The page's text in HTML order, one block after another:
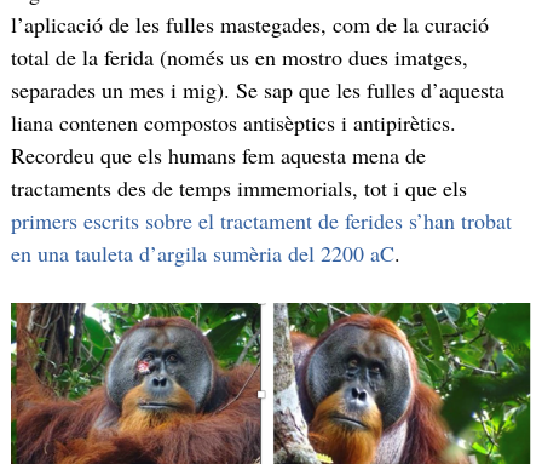
l’aplicació de les fulles mastegades, com de la curació
total de la ferida (només us en mostro dues imatges,
separades un mes i mig). Se sap que les fulles d’aquesta
liana contenen compostos antisèptics i antipirètics.
Recordeu que els humans fem aquesta mena de
tractaments des de temps immemorials, tot i que els
primers escrits sobre el tractament de ferides s’han trobat
en una tauleta d’argila sumèria del 2200 aC.